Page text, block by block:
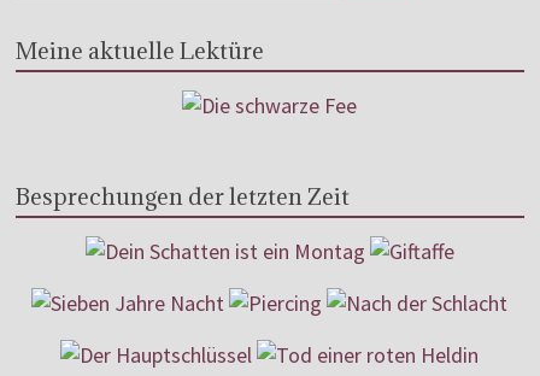
Meine aktuelle Lektüre
Besprechungen der letzten Zeit